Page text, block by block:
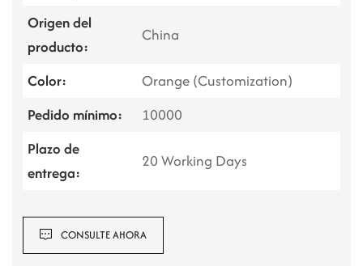
Origen del
producto:
China
Color:
Orange (Customization)
Pedido mínimo:
10000
Plazo de
entrega:
20 Working Days
CONSULTE AHORA